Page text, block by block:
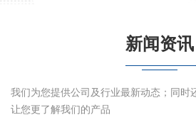
新闻资讯
我们为您提供公司及行业最新动态；同时
让您更了解我们的产品